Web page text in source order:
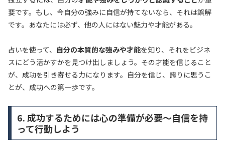
要です。もし、今自分の強みに自信が持てないなら、それは誤解
です。あなたには必ず、他の人にはない魅力や才能がある。
占いを使って、 自分の本質的な強みや才能を知り、それをビジネ
スにどう活かすかを見つけ出しましょう。その才能を信じること
が、成功を引き寄せる力になります。自分を信じ、誇りに思うこ
とが、成功への第一歩です。
6. 成功するためには心の準備が必要～自信を持
って行動しよう